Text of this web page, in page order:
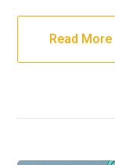
Read More